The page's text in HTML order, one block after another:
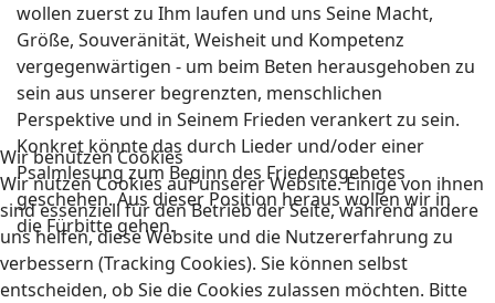
wollen zuerst zu Ihm laufen und uns Seine Macht,
Größe, Souveränität, Weisheit und Kompetenz
vergegenwärtigen - um beim Beten herausgehoben zu
sein aus unserer begrenzten, menschlichen
Perspektive und in Seinem Frieden verankert zu sein.
Konkret könnte das durch Lieder und/oder einer
Psalmlesung zum Beginn des Friedensgebetes
geschehen. Aus dieser Position heraus wollen wir in
die Fürbitte gehen.
Wir benutzen Cookies
Wir nutzen Cookies auf unserer Website. Einige von ihnen
sind essenziell für den Betrieb der Seite, während andere
uns helfen, diese Website und die Nutzererfahrung zu
verbessern (Tracking Cookies). Sie können selbst
entscheiden, ob Sie die Cookies zulassen möchten. Bitte